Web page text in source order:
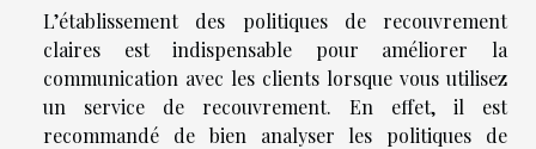
L’établissement des politiques de recouvrement
claires est indispensable pour améliorer la
communication avec les clients lorsque vous utilisez
un service de recouvrement. En effet, il est
recommandé de bien analyser les politiques de